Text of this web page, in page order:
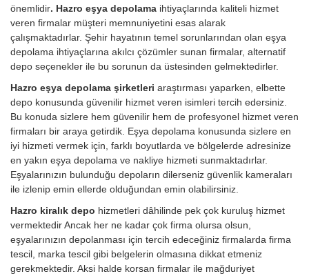
önemlidir. Hazro eşya depolama ihtiyaçlarında kaliteli hizmet
veren firmalar müşteri memnuniyetini esas alarak
çalışmaktadırlar. Şehir hayatının temel sorunlarından olan eşya
depolama ihtiyaçlarına akılcı çözümler sunan firmalar, alternatif
depo seçenekler ile bu sorunun da üstesinden gelmektedirler.
Hazro eşya depolama şirketleri araştırması yaparken, elbette
depo konusunda güvenilir hizmet veren isimleri tercih edersiniz.
Bu konuda sizlere hem güvenilir hem de profesyonel hizmet veren
firmaları bir araya getirdik. Eşya depolama konusunda sizlere en
iyi hizmeti vermek için, farklı boyutlarda ve bölgelerde adresinize
en yakın eşya depolama ve nakliye hizmeti sunmaktadırlar.
Eşyalarınızın bulunduğu depoların dilerseniz güvenlik kameraları
ile izlenip emin ellerde olduğundan emin olabilirsiniz.
Hazro kiralık depo hizmetleri dâhilinde pek çok kuruluş hizmet
vermektedir Ancak her ne kadar çok firma olursa olsun,
eşyalarınızın depolanması için tercih edeceğiniz firmalarda firma
tescil, marka tescil gibi belgelerin olmasına dikkat etmeniz
gerekmektedir. Aksi halde korsan firmalar ile mağduriyet